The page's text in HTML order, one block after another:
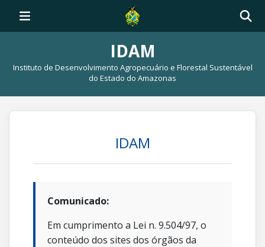
IDAM
Instituto de Desenvolvimento Agropecuário e Florestal Sustentável
do Estado do Amazonas
IDAM
Comunicado:
Em cumprimento a Lei n. 9.504/97, o
conteúdo dos sites dos órgãos da